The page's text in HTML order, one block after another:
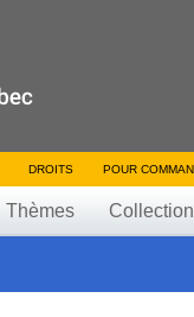
DROITS POUR
Thèmes